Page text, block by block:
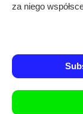
za niego